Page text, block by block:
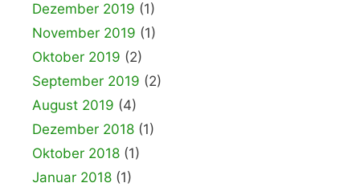
Dezember 2019 (1)
November 2019 (1)
Oktober 2019 (2)
September 2019 (2)
August 2019 (4)
Dezember 2018 (1)
Oktober 2018 (1)
Januar 2018 (1)